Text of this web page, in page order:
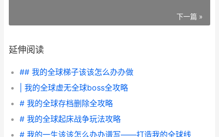
下一篇 »
延伸阅读
## 我的全球梯子该该怎么办办做
| 我的全球虚无全球boss全攻略
# 我的全球存档删除全攻略
# 我的全球起床战争玩法攻略
# 我的一生该该怎么办办谱写——打造我的全球线